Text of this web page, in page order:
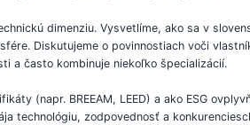
dimenziu. Vysvetlíme, ako sa v
Diskutujeme o povinnostiach voči
a často kombinuje niekoľko špecializácií.
(napr. BREEAM, LEED) a ako ESG
technológiu, zodpovednosť a